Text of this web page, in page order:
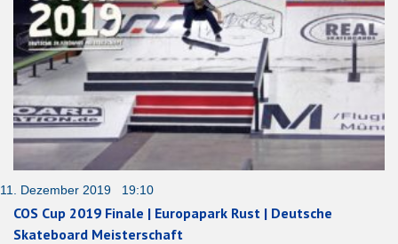
11. Dezember 2019 19:10
COS Cup 2019 Finale | Europapark Rust | Deutsche
Skateboard Meisterschaft